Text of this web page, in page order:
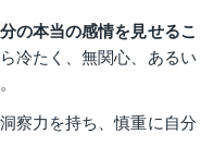
の本当の感情を見せるこ
冷たく、無関心、あるい
察力を持ち、慎重に自分